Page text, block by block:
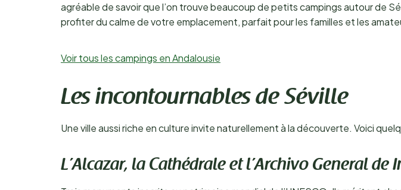
agréable de savoir que l’on trouve beaucoup de petits campings autour de
profiter du calme de votre emplacement, parfait pour les familles et les
Voir tous les campings en Andalousie
Les incontournables de Séville
Une ville aussi riche en culture invite naturellement à la découverte. Voici
L’Alcazar, la Cathédrale et l’Archivo General de